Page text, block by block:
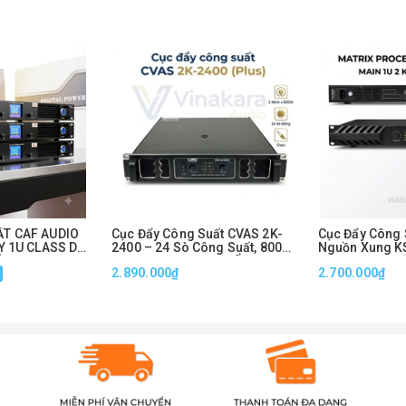
diện tích tủ máy.
suất cao.
lực đánh mạnh.
ràng.
luôn hoạt động ổn định.
CAF AUDIO
1U CLASS D 2
Cục Đẩy Công Suất CVAS 2K-
2400 – 24 Sò Công Suất, 800W
2.890.000₫
Cục Đẩy Công
Nguồn Xung
2
2.700.000₫